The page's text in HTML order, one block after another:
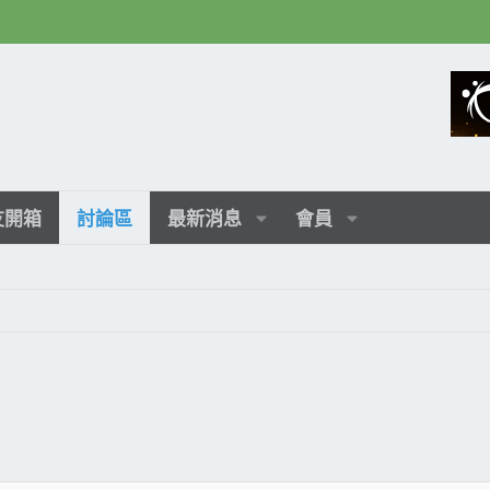
箱 討論區 最新消息 會員